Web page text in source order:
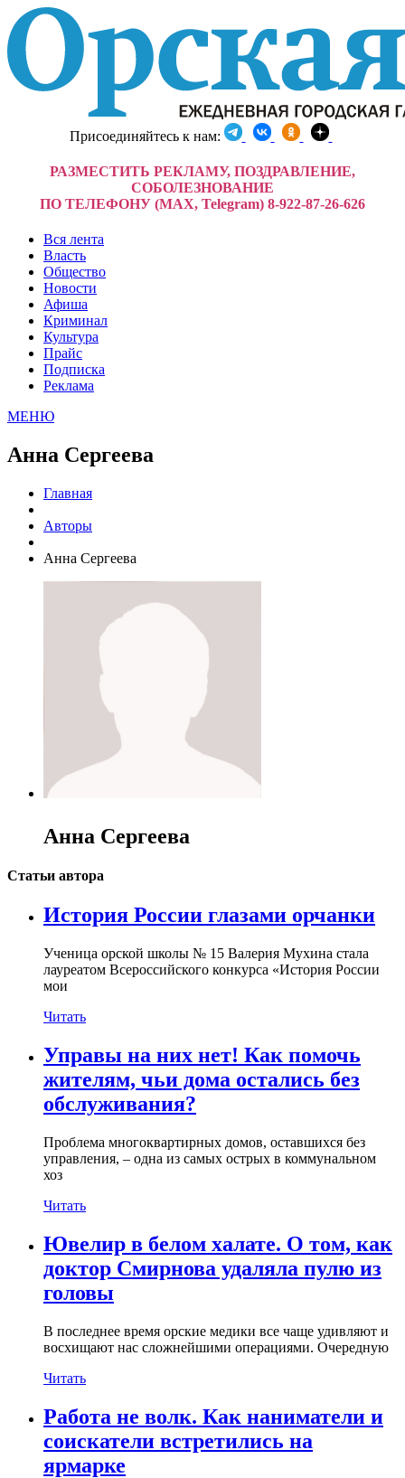
Присоединяйтесь к нам:
РАЗМЕСТИТЬ РЕКЛАМУ, ПОЗДРАВЛЕНИЕ,
СОБОЛЕЗНОВАНИЕ
ПО ТЕЛЕФОНУ (MAX, Telegram) 8-922-87-26-626
Вся лента
Власть
Общество
Новости
Афиша
Криминал
Культура
Прайс
Подписка
Реклама
МЕНЮ
Анна Сергеева
Главная
Авторы
Анна Сергеева
Анна Сергеева
Статьи автора
История России глазами орчанки
Ученица орской школы № 15 Валерия Мухина стала
лауреатом Всероссийского конкурса «История России
мои
Читать
Управы на них нет! Как помочь
жителям, чьи дома остались без
обслуживания?
Проблема многоквартирных домов, оставшихся без
управления, – одна из самых острых в коммунальном
хоз
Читать
Ювелир в белом халате. О том, как
доктор Смирнова удаляла пулю из
головы
В последнее время орские медики все чаще удивляют и
восхищают нас сложнейшими операциями. Очередную
Читать
Работа не волк. Как наниматели и
соискатели встретились на
ярмарке